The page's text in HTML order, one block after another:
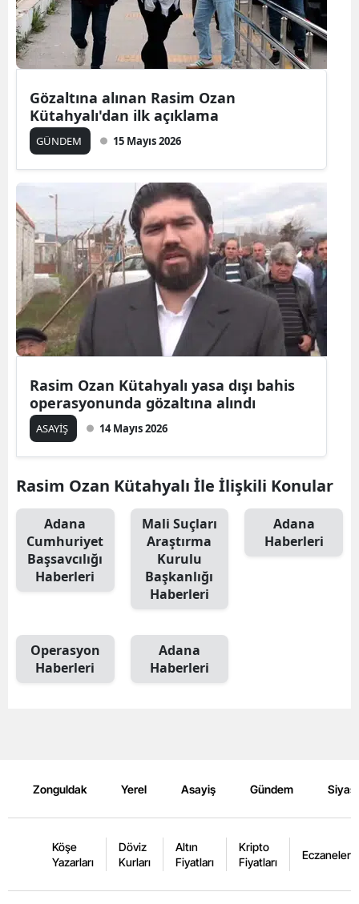
Gözaltına alınan Rasim Ozan
Kütahyalı'dan ilk açıklama
GÜNDEM 15 Mayıs 2026
Rasim Ozan Kütahyalı yasa dışı bahis
operasyonunda gözaltına alındı
ASAYİŞ 14 Mayıs 2026
Rasim Ozan Kütahyalı İle İlişkili Konular
Adana
Cumhuriyet
Başsavcılığı
Haberleri
Mali Suçları
Araştırma
Kurulu
Başkanlığı
Haberleri
Adana
Haberleri
Operasyon
Haberleri
Adana
Haberleri
Zonguldak Yerel Asayiş Gündem
Köşe
Yazarları
Döviz
Kurları
Altın
Fiyatları
Kripto
Fiyatları
Eczaneler